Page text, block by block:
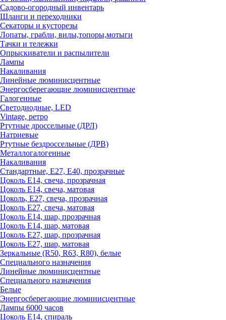
Садово-огородный инвентарь
Шланги и переходники
Секаторы и кусторезы
Лопаты, грабли, вилы,топоры,мотыги
Тачки и тележки
Опрыскиватели и распылители
Лампы
Накаливания
Линейные люминисцентные
Энергосберегающие люминисцентные
Галогенные
Светодиодные, LED
Vintage, ретро
Ртутные дроссельные (ДРЛ)
Натриевые
Ртутные бездроссельные (ДРВ)
Металлогалогенные
Накаливания
Стандартные, Е27, Е40, прозрачные
Цоколь Е14, свеча, прозрачная
Цоколь Е14, свеча, матовая
Цоколь, Е27, свеча, прозрачная
Цоколь Е27, свеча, матовая
Цоколь Е14, шар, прозрачная
Цоколь Е14, шар, матовая
Цоколь Е27, шар, прозрачная
Цоколь Е27, шар, матовая
Зеркальные (R50, R63, R80), белые
Специального назначения
Линейные люминисцентные
Специального назначения
Белые
Энергосберегающие люминисцентные
Лампы 6000 часов
Цоколь Е14, спираль